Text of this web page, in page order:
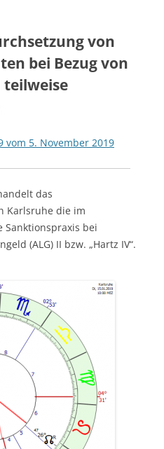
von
bei Bezug von
teilweise
vom 5. November 2019
das
Karlsruhe die im
Sanktionspraxis bei
(ALG) II bzw. „Hartz IV“.